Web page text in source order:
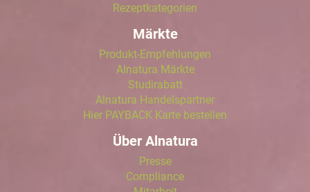
Rezeptkategorien
Märkte
Produkt-Empfehlungen
Alnatura Märkte
Studirabatt
Alnatura Handelspartner
Hier PAYBACK Karte bestellen
Über Alnatura
Presse
Compliance